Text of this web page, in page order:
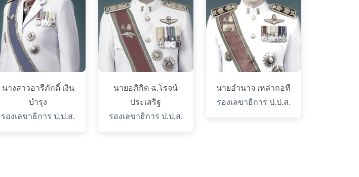
นางสาวอารีภักดิ์ เงิน
บำรุง
รองเลขาธิการ ป.ป.ส.
นายอภิกิต ฉ.โรจน์
ประเสริฐ
รองเลขาธิการ ป.ป.ส.
นายอำนาจ เหล่ากอที
รองเลขาธิการ ป.ป.ส.